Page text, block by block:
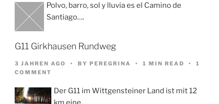
Polvo, barro, sol y lluvia es el Camino de
Santiago….
G11 Girkhausen Rundweg
3 JAHREN AGO BY PEREGRINA 1 MIN READ
1
COMMENT
Der G11 im Wittgensteiner Land ist mit 12